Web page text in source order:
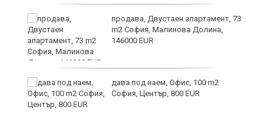
продава, Двустаен апартамент, 73
m2 София, Малинова Долина,
146000 EUR
дава под наем, Офис, 100 m2
София, Център, 800 EUR